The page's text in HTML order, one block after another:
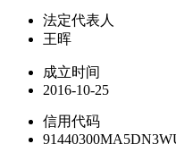
法定代表人
王晖
成立时间
2016-10-25
信用代码